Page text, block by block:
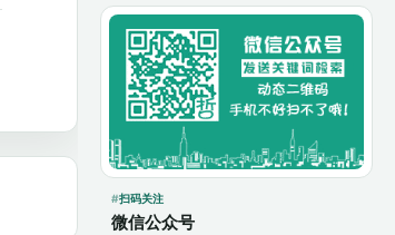
扫码关注
微信公众号